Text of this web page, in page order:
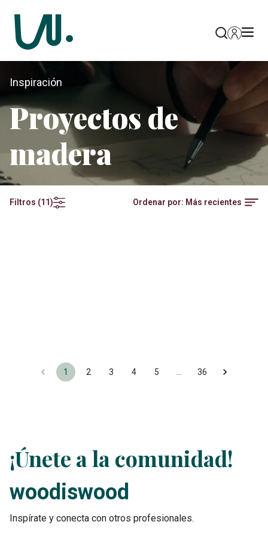
Inspiración
Proyectos de
madera
Filtros (11) Ordenar por: Más recientes
1 2 3 4 5 36
¡Únete a la comunidad!
woodiswood
Inspírate y conecta con otros profesionales.